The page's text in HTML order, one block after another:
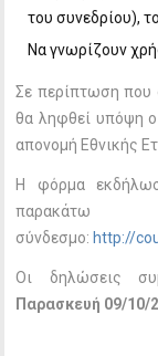
του συνεδρίου),
Να γνωρίζουν
Σε περίπτωση που
θα ληφθεί υπόψη
απονομή Εθνικής
Η φόρμα
παρακάτω
σύνδεσμο: http://
Oι δηλώσεις
Παρασκευή 09/10/